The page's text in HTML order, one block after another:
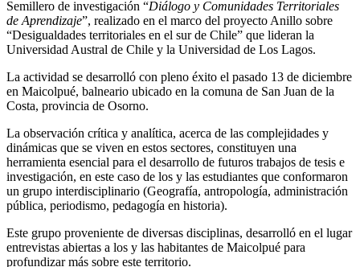
Semillero de investigación “Diálogo y Comunidades Territoriales
de Aprendizaje”, realizado en el marco del proyecto Anillo sobre
“Desigualdades territoriales en el sur de Chile” que lideran la
Universidad Austral de Chile y la Universidad de Los Lagos.
La actividad se desarrolló con pleno éxito el pasado 13 de diciembre
en Maicolpué, balneario ubicado en la comuna de San Juan de la
Costa, provincia de Osorno.
La observación crítica y analítica, acerca de las complejidades y
dinámicas que se viven en estos sectores, constituyen una
herramienta esencial para el desarrollo de futuros trabajos de tesis e
investigación, en este caso de los y las estudiantes que conformaron
un grupo interdisciplinario (Geografía, antropología, administración
pública, periodismo, pedagogía en historia).
Este grupo proveniente de diversas disciplinas, desarrolló en el lugar
entrevistas abiertas a los y las habitantes de Maicolpué para
profundizar más sobre este territorio.